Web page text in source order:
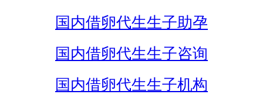
国内借卵代生生子助孕
国内借卵代生生子咨询
国内借卵代生生子机构